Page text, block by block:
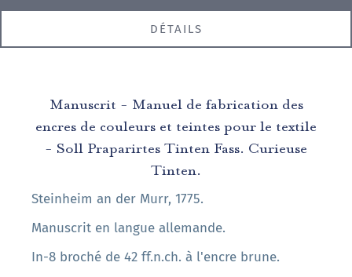
DÉTAILS
Manuscrit - Manuel de fabrication des
encres de couleurs et teintes pour le textile
- Soll Praparirtes Tinten Fass. Curieuse
Tinten.
Steinheim an der Murr, 1775.
Manuscrit en langue allemande.
In-8 broché de 42 ff.n.ch. à l'encre brune.